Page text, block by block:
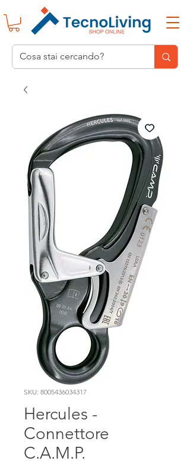
SKU: 8005436034317
Hercules -
Connettore
C.A.M.P.